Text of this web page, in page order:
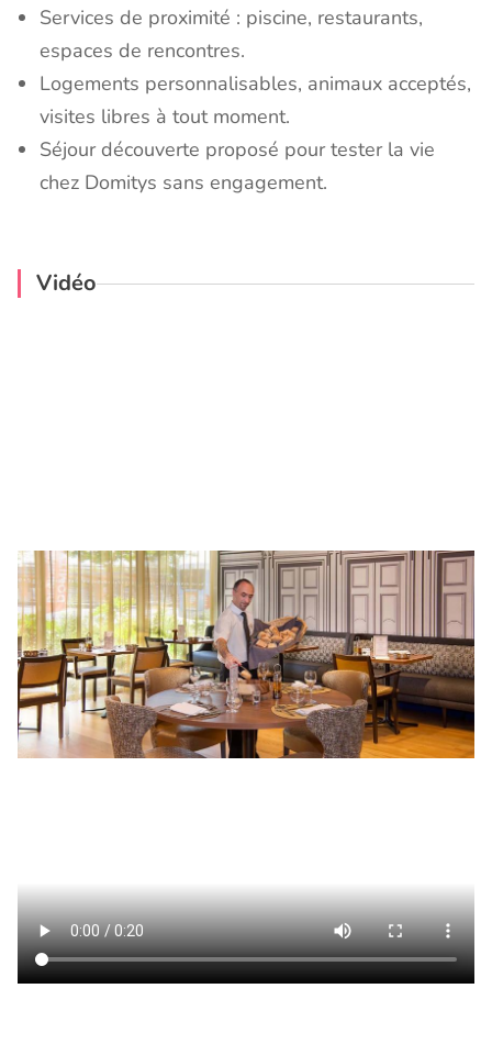
Services de proximité : piscine, restaurants,
espaces de rencontres.
Logements personnalisables, animaux acceptés,
visites libres à tout moment.
Séjour découverte proposé pour tester la vie
chez Domitys sans engagement.
Vidéo